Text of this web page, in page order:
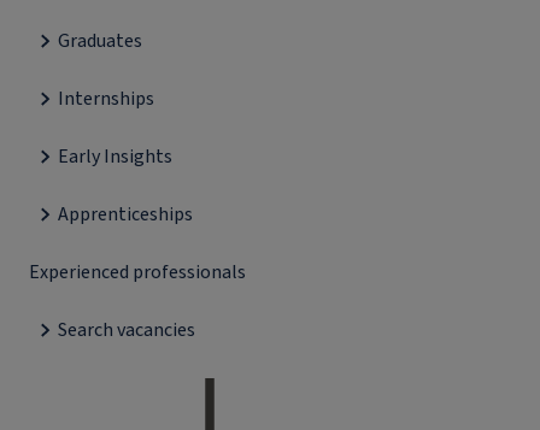
Graduates
Internships
Early Insights
Apprenticeships
Experienced professionals
Search vacancies